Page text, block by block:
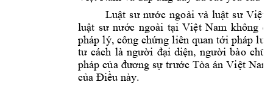
Luật sư nước ngoài và luật sư Việt
luật sư nước ngoài tại Việt Nam không
pháp lý, công chứng liên quan tới pháp
tư cách là người đại diện, người bào
pháp của đương sự trước Tòa án Việt
của Điều này.